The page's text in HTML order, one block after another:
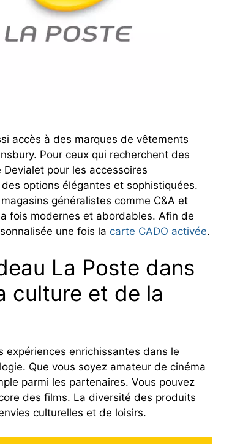
accès à des marques de vêtements
Pour ceux qui recherchent des
pour les accessoires
options élégantes et sophistiquées.
généralistes comme C&A et
fois modernes et abordables. Afin de
une fois la carte CADO activée.
La Poste dans
culture et de la
enrichissantes dans le
Que vous soyez amateur de cinéma
parmi les partenaires. Vous pouvez
des films. La diversité des produits
culturelles et de loisirs.